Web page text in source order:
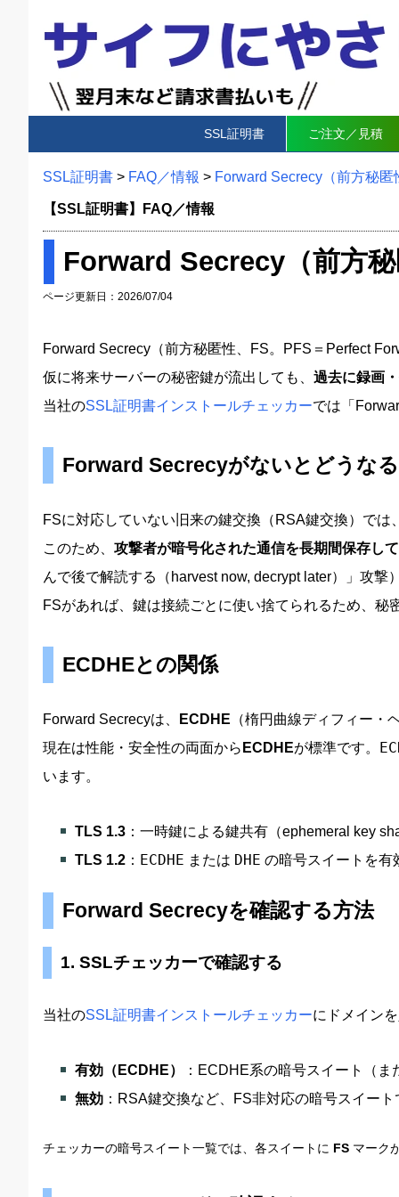
SSL証明書 ご注文／見積
SSL証明書 > FAQ／情報 > Forward Secrecy（前方秘
【SSL証明書】FAQ／情報
Forward Secrecy（前方
ページ更新日：2026/07/04
Forward Secrecy（前方秘匿性、FS。PFS＝Perfect
仮に将来サーバーの秘密鍵が流出しても、 過去に録画
当社のSSL証明書インストールチェッカーでは「
Forward Secrecyがないとどうな
FSに対応していない旧来の鍵交換（RSA鍵交換）で
このため、 攻撃者が暗号化された通信を長期間保存し
んで後で解読する（harvest now, decrypt later）」攻撃
FSがあれば、鍵は接続ごとに使い捨てられるため、秘
ECDHEとの関係
Forward Secrecyは、 ECDHE （楕円曲線ディフィー・
現在は性能・安全性の両面から ECDHEが標準です。
います。
TLS 1.3 ：一時鍵による鍵共有（ephemeral key
TLS 1.2 ： ECDHE または DHE の暗号スイートを
Forward Secrecyを確認する方法
1. SSLチェッカーで確認する
当社のSSL証明書インストールチェッカーにドメイン
有効（ECDHE）
：ECDHE系の暗号スイート（
無効 ：RSA鍵交換など、FS非対応の暗号スイー
チェッカーの暗号スイート一覧では、各スイートに FS マーク